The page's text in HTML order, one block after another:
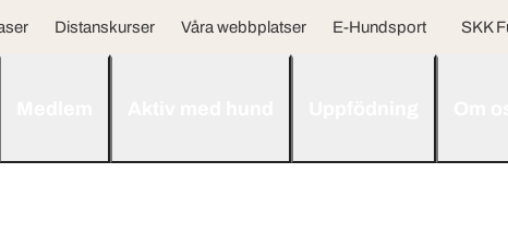
Distanskurser Våra webbplatser E-Hundsport SKK